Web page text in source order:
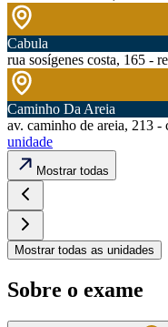
Cabula
rua sosígenes costa, 165 -
Caminho Da Areia
av. caminho de areia, 213
unidade
Mostrar todas
Mostrar todas as unidades
Sobre o exame